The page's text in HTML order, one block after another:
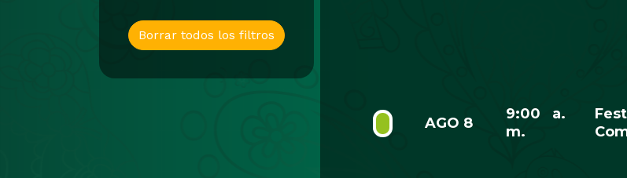
Borrar todos los filtros
AGO 8
9:00 a.
m.